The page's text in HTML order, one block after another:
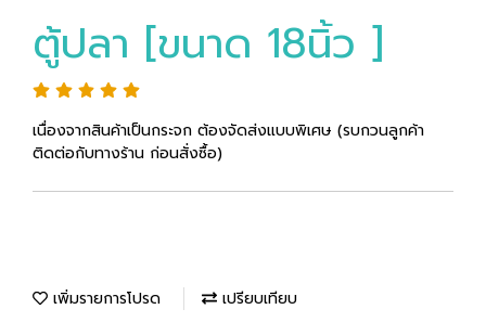
ตู้ปลา [ขนาด 18นิ้ว ]
เนื่องจากสินค้าเป็นกระจก ต้องจัดส่งแบบพิเศษ (รบกวนลูกค้า
ติดต่อกับทางร้าน ก่อนสั่งซื้อ)
เพิ่มรายการโปรด เปรียบเทียบ